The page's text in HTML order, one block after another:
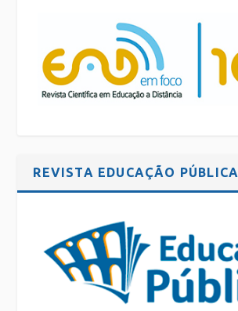
REVISTA EDUCAÇÃO PÚBLICA